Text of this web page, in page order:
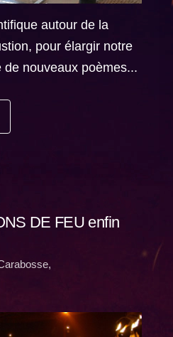
autour de la
pour élargir notre
nouveaux poèmes...
DE FEU enfin
,